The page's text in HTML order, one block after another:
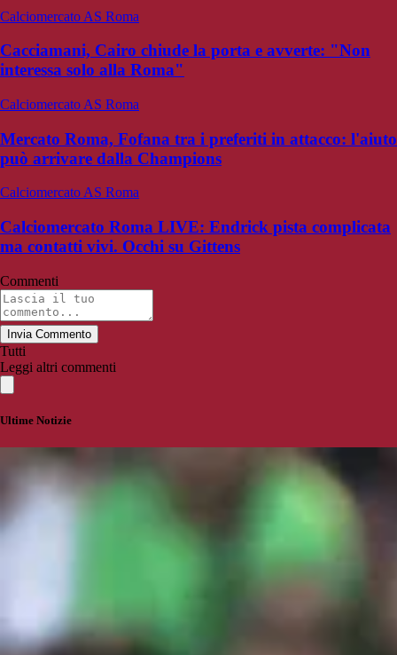
Calciomercato AS Roma
Cacciamani, Cairo chiude la porta e avverte: "Non
interessa solo alla Roma"
Calciomercato AS Roma
Mercato Roma, Fofana tra i preferiti in attacco: l'aiuto
può arrivare dalla Champions
Calciomercato AS Roma
Calciomercato Roma LIVE: Endrick pista complicata
ma contatti vivi. Occhi su Gittens
Commenti
Invia Commento
Tutti
Leggi altri commenti
Ultime Notizie